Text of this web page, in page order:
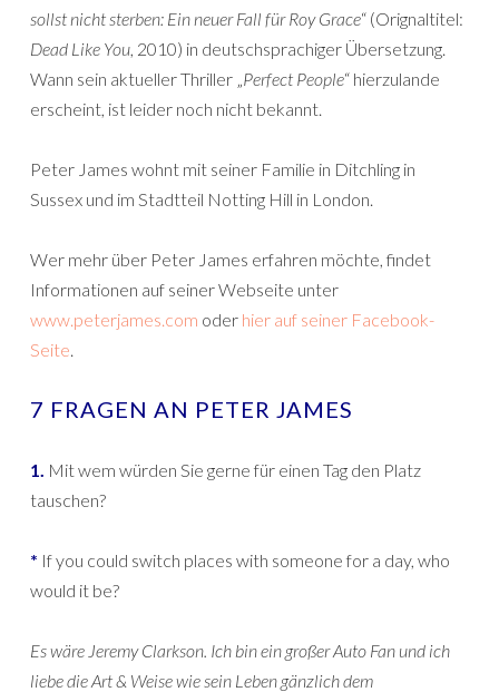
sollst nicht sterben: Ein neuer Fall für Roy Grace“ (Orignaltitel:
Dead Like You, 2010) in deutschsprachiger Übersetzung.
Wann sein aktueller Thriller „Perfect People“ hierzulande
erscheint, ist leider noch nicht bekannt.
Peter James wohnt mit seiner Familie in Ditchling in
Sussex und im Stadtteil Notting Hill in London.
Wer mehr über Peter James erfahren möchte, findet
Informationen auf seiner Webseite unter
www.peterjames.com oder hier auf seiner Facebook-
Seite.
7 FRAGEN AN PETER JAMES
1. Mit wem würden Sie gerne für einen Tag den Platz
tauschen?
* If you could switch places with someone for a day, who
would it be?
Es wäre Jeremy Clarkson. Ich bin ein großer Auto Fan und ich
liebe die Art & Weise wie sein Leben gänzlich dem